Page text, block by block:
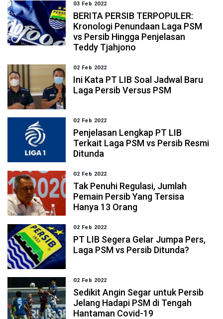
03 Feb 2022
BERITA PERSIB TERPOPULER:
Kronologi Penundaan Laga PSM
vs Persib Hingga Penjelasan
Teddy Tjahjono
02 Feb 2022
Ini Kata PT LIB Soal Jadwal Baru
Laga Persib Versus PSM
02 Feb 2022
Penjelasan Lengkap PT LIB
Terkait Laga PSM vs Persib Resmi
Ditunda
02 Feb 2022
Tak Penuhi Regulasi, Jumlah
Pemain Persib Yang Tersisa
Hanya 13 Orang
02 Feb 2022
PT LIB Segera Gelar Jumpa Pers,
Laga PSM vs Persib Ditunda?
02 Feb 2022
Sedikit Angin Segar untuk Persib
Jelang Hadapi PSM di Tengah
Hantaman Covid-19